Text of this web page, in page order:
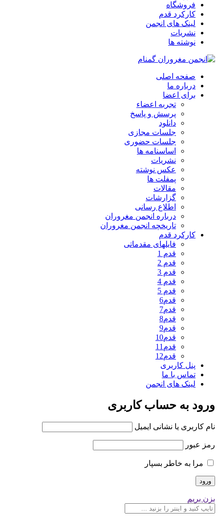
فروشگاه
کارکرد قدم
لینک های انجمن
نشریات
نوشته ها
صفحه اصلی
درباره ما
برای اعضا
تجربه اعضاء
پرسش و پاسخ
دانلود
جلسات مجازی
جلسات حضوری
اساسنامه ها
نشریات
عکس نوشته
پمفلت ها
مقالات
گزارشات
اطلاع رسانی
درباره انجمن مغروران
تاریخچه انجمن مغروران
کارکرد قدم
فایلهای مقدماتی
قدم 1
قدم 2
قدم 3
قدم 4
قدم 5
قدم6
قدم7
قدم8
قدم9
قدم10
قدم11
قدم12
پنل کاربری
تماس با ما
لینک های انجمن
ورود به حساب کاربری
نام کاربری یا نشانی ایمیل
رمز عبور
مرا به خاطر بسپار
بزن بریم